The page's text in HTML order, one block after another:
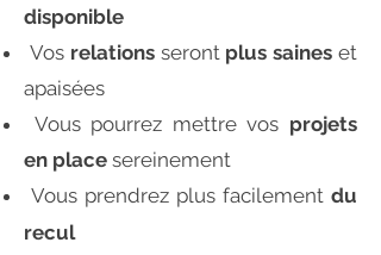
disponible
Vos relationsseront plus saines et
apaisées
Vous pourrez mettre vos projets
en place sereinement
Vous prendrez plus facilement du
recul